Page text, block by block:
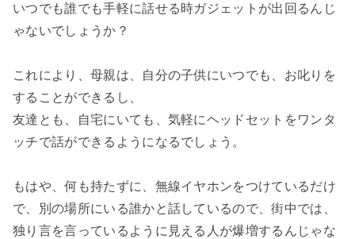
いつでも誰でも手軽に話せる時ガジェットが出回るんじ
ゃないでしょうか？
これにより、母親は、自分の子供にいつでも、お叱りを
することができるし、
友達とも、自宅にいても、気軽にヘッドセットをワンタ
ッチで話ができるようになるでしょう。
もはや、何も持たずに、無線イヤホンをつけているだけ
で、別の場所にいる誰かと話しているので、街中では、
独り言を言っているように見える人が爆増するんじゃな